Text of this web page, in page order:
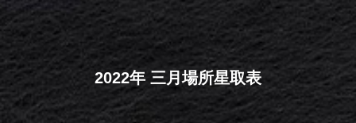
2022年 三月場所星取表